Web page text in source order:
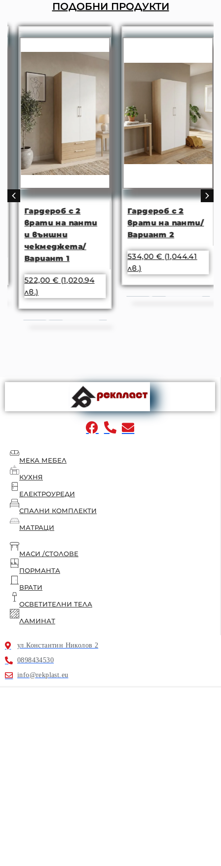
ПОДОБНИ ПРОДУКТИ
Гардероб с 2
врати на панти
и външни
чекмеджета/
Вариант 1
522,00€ (1,020.94
лв.)
Гардероб с 2
врати на панти/
Вариант 2
534,00€ (1,044.41
лв.)
МЕКА МЕБЕЛ
КУХНЯ
ЕЛЕКТРОУРЕДИ
СПАЛНИ КОМПЛЕКТИ
МАТРАЦИ
МАСИ /СТОЛОВЕ
ПОРМАНТА
ВРАТИ
ОСВЕТИТЕЛНИ ТЕЛА
ЛАМИНАТ
ул.Константин Николов 2
0898434530
info@rekplast.eu